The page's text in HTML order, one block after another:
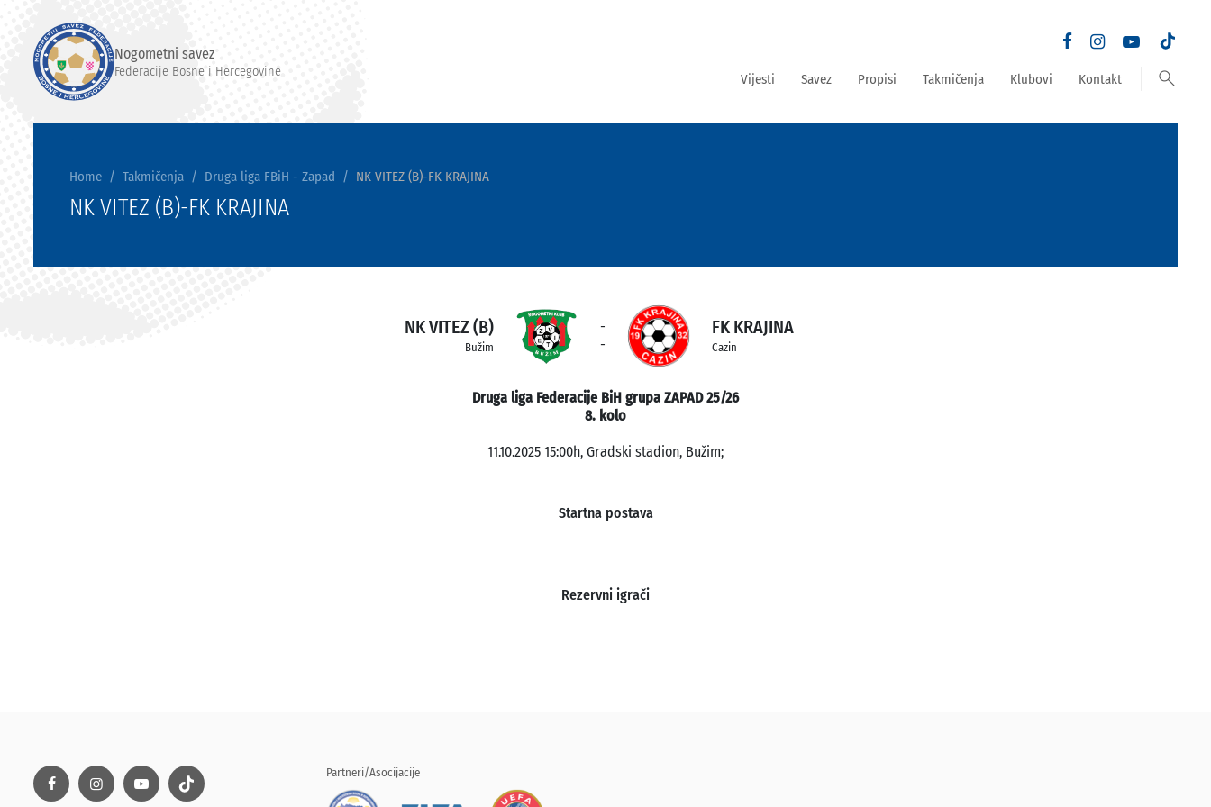
Nogometni savez
Federacije Bosne i Hercegovine Vijesti Savez Propisi Takmičenja Klubovi Kontakt search
Home Takmičenja Druga liga FBiH - Zapad NK VITEZ (B)-FK KRAJINA
NK VITEZ (B)-FK KRAJINA
NK VITEZ (B)
Bužim
-
-
FK KRAJINA
Cazin
Druga liga Federacije BiH grupa ZAPAD 25/26
8. kolo
11.10.2025 15:00h, Gradski stadion, Bužim;
Startna postava
Rezervni igrači
Partneri/Asocijacije